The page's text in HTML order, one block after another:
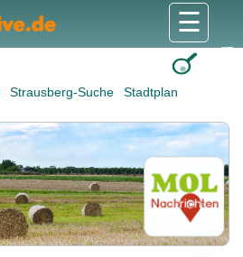
Strausberg-Suche Stadtplan
☰